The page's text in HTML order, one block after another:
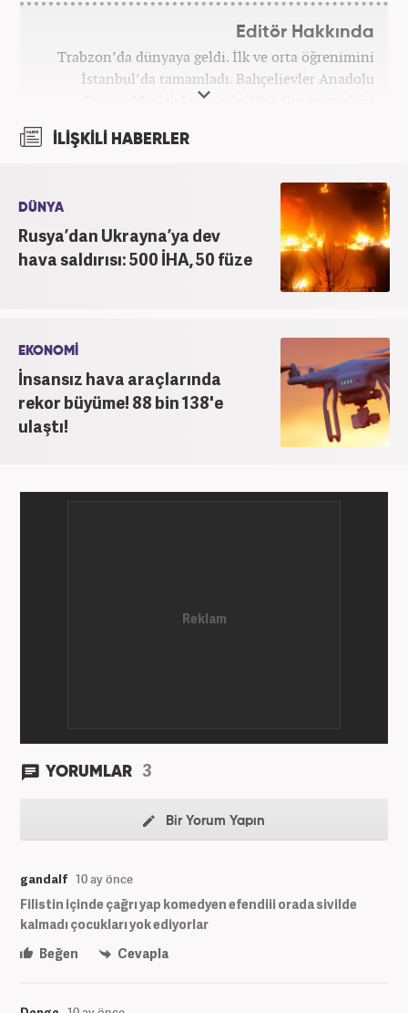
Editör Hakkında
Trabzon’da dünyaya geldi. İlk ve orta öğrenimini
İstanbul’da tamamladı. Bahçelievler Anadolu
Ticaret Meslek Lisesinde ‘Web Programcılığı’
Atatürk Üniversitesinde ‘Yeni Medya ve Gazetecilik’
2011 yılında attı. 13 yıllık profesyonel meslek
hayatında SEO içerik ve muhabirlik de dahil olmak
üzere ağırlıklı olarak gündem, dünya, ekonomi, spor
ve teknoloji kategorilerinde birçok haber ve
röportaja imza atarak galeri ve video hazırladı.
Bahadır Alemdar, meslek hayatına Haber7.com'da
İLİŞKİLİ HABERLER
DÜNYA
Rusya’dan Ukrayna’ya dev
hava saldırısı: 500 İHA, 50 füze
EKONOMİ
İnsansız hava araçlarında
rekor büyüme! 88 bin 138'e
ulaştı!
YORUMLAR 3
Bir Yorum Yapın
gandalf 10 ay önce
Filistin içinde çağrı yap komedyen efendiii orada sivilde
kalmadı çocukları yok ediyorlar
Beğen
Cevapla